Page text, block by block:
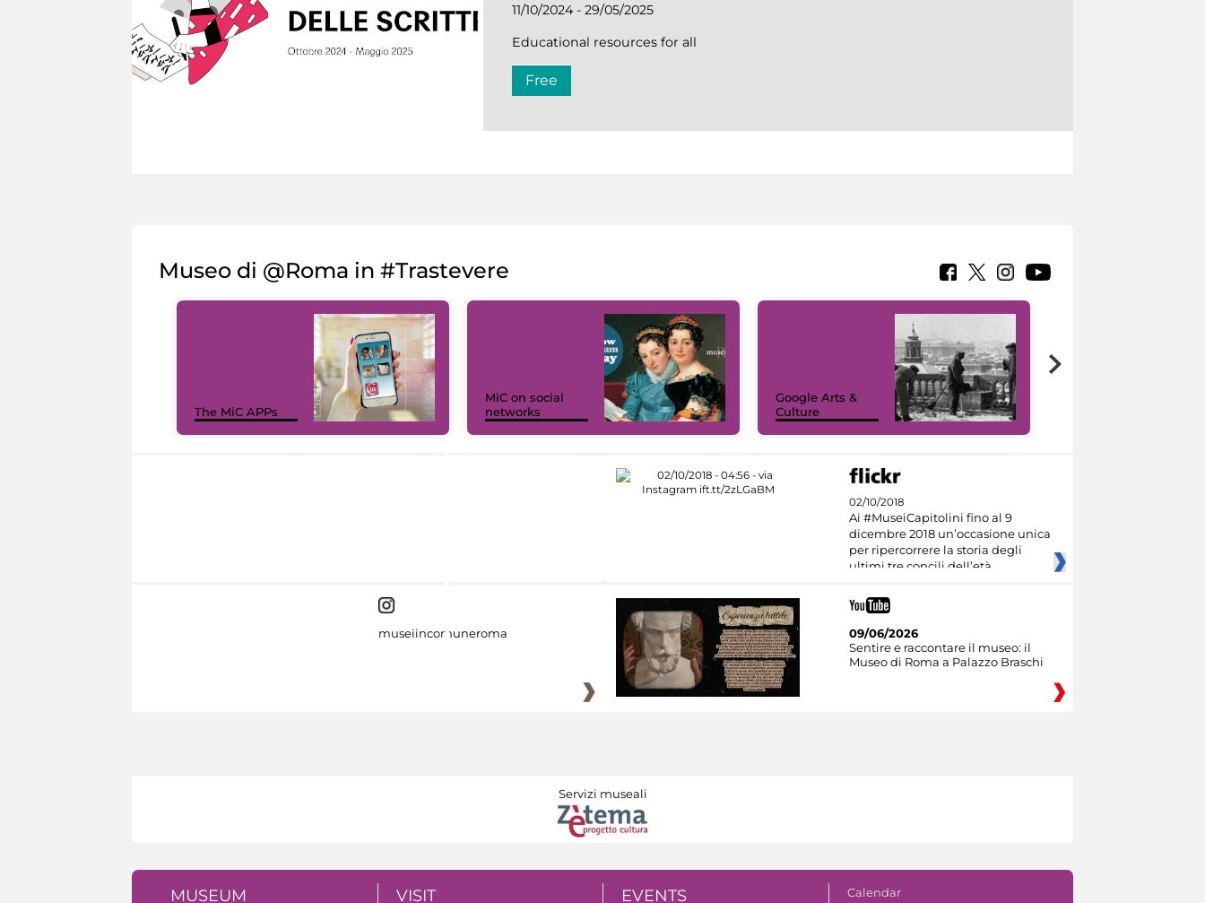
11/10/2024 - 29/05/2025
Educational resources for all
Free
Museo di @Roma in #Trastevere
The MiC APPs
MiC on social
networks
Google Arts &
Culture
02/10/2018
Ai #MuseiCapitolini fino al 9
dicembre 2018 un’occasione unica
per ripercorrere la storia degli
ultimi tre concili dell’età
museiincomuneroma
09/06/2026
Sentire e raccontare il museo: il
Museo di Roma a Palazzo Braschi
Servizi museali
MUSEUM VISIT EVENTS
Calendar